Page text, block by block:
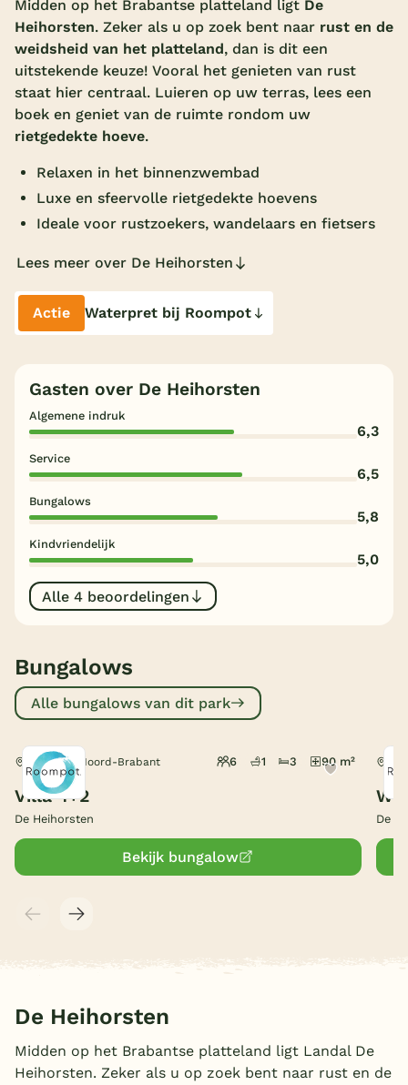
Overdekt zwembad
Wildwaterbaan
Indoor speeltuin
Keuzehulp
Bestemmingen
Nederland
Texel
België
Midden op het Brabantse platteland ligt De
Heihorsten. Zeker als u op zoek bent naar rust en de
weidsheid van het platteland, dan is dit een
uitstekende keuze! Vooral het genieten van rust
staat hier centraal. Luieren op uw terras, lees een
boek en geniet van de ruimte rondom uw
rietgedekte hoeve.
Relaxen in het binnenzwembad
Luxe en sfeervolle rietgedekte hoevens
Ideale voor rustzoekers, wandelaars en fietsers
Lees meer over De Heihorsten
Actie Waterpret bij Roompot
Gasten over De Heihorsten
Algemene indruk
6,3
Service
6,5
Bungalows
5,8
Kindvriendelijk
5,0
Alle 4 beoordelingen
Bungalows
Alle bungalows van dit park
Someren, Noord-Brabant 6 1 3 90 m²
Villa 4+2
De Heihorsten
Bekijk bungalow
De
De Heihorsten
Midden op het Brabantse platteland ligt Landal De
Heihorsten. Zeker als u op zoek bent naar rust en de